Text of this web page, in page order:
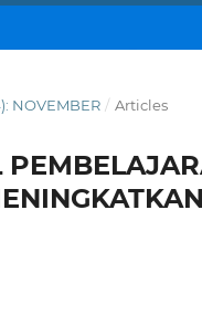
NOVEMBER / Articles